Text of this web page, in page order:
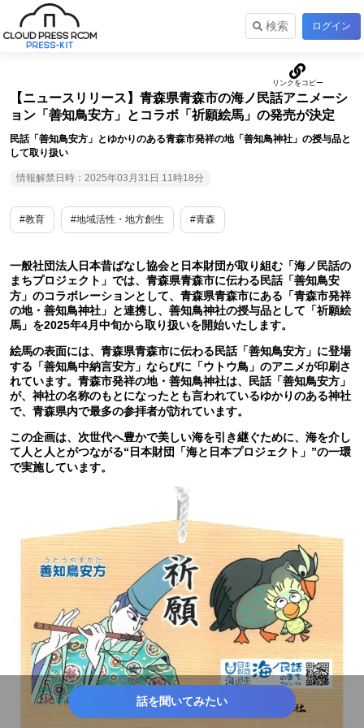
検索 ログイン
【ニュースリリース】青森県青森市の海ノ民話アニメーシ
ョン「善知鳥安方」とコラボ「祈願絵馬」の発売が決定
民話「善知鳥安方」とゆかりのある青森市発祥の地「善知鳥神社」の授与品と
して取り扱い
情報解禁日時：2025年03月31日 11時18分
#教育 #地域活性・地方創生 #青森
一般社団法人日本昔ばなし協会と日本財団が取り組む「海ノ民話の
まちプロジェクト」では、青森県青森市に伝わる民話「善知鳥安
方」のコラボレーションとして、青森県青森市にある「青森市発祥
の地・善知鳥神社」と連携し、善知鳥神社の授与品として「祈願絵
馬」を2025年4月中旬から取り扱いを開始いたします。
絵馬の表面には、青森県青森市に伝わる民話「善知鳥安方」に登場
する「善知鳥中納言安方」ならびに「ウトウ鳥」のアニメが印刷さ
れています。青森市発祥の地・善知鳥神社は、民話「善知鳥安方」
が、神社の名称のもとになったとも言われているゆかりのある神社
で、青森県内で最多の参拝者が訪れています。
この企画は、次世代へ豊かで美しい海を引き継ぐために、海を介し
て人と人とがつながる“日本財団「海と日本プロジェクト」”の一環
で実施しています。
話を聞いてみたい